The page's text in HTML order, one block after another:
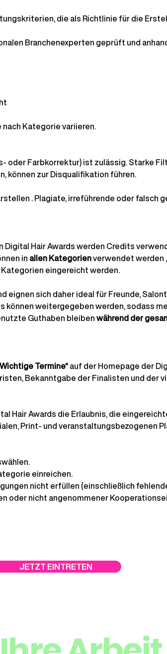
die als Richtlinie für die
Branchenexperten geprüft und
Kategorie variieren.
oder Farbkorrektur) ist zulässig. Starke
können zur Disqualifikation führen.
. Plagiate, irreführende oder falsch
Digital Hair Awards werden Credits
in allen Kategorien verwendet werden
eingereicht werden.
eignen sich daher ideal für Freunde,
können weitergegeben werden, sodass
Guthaben bleibenwährend der
Termine“auf der Homepage der
Bekanntgabe der Finalisten und der
Hair Awards die Erlaubnis, die
Print- und veranstaltungsbezogenen
einreichen.
nicht erfüllen (einschließlich
oder nicht angenommener
JETZT EINTRETEN